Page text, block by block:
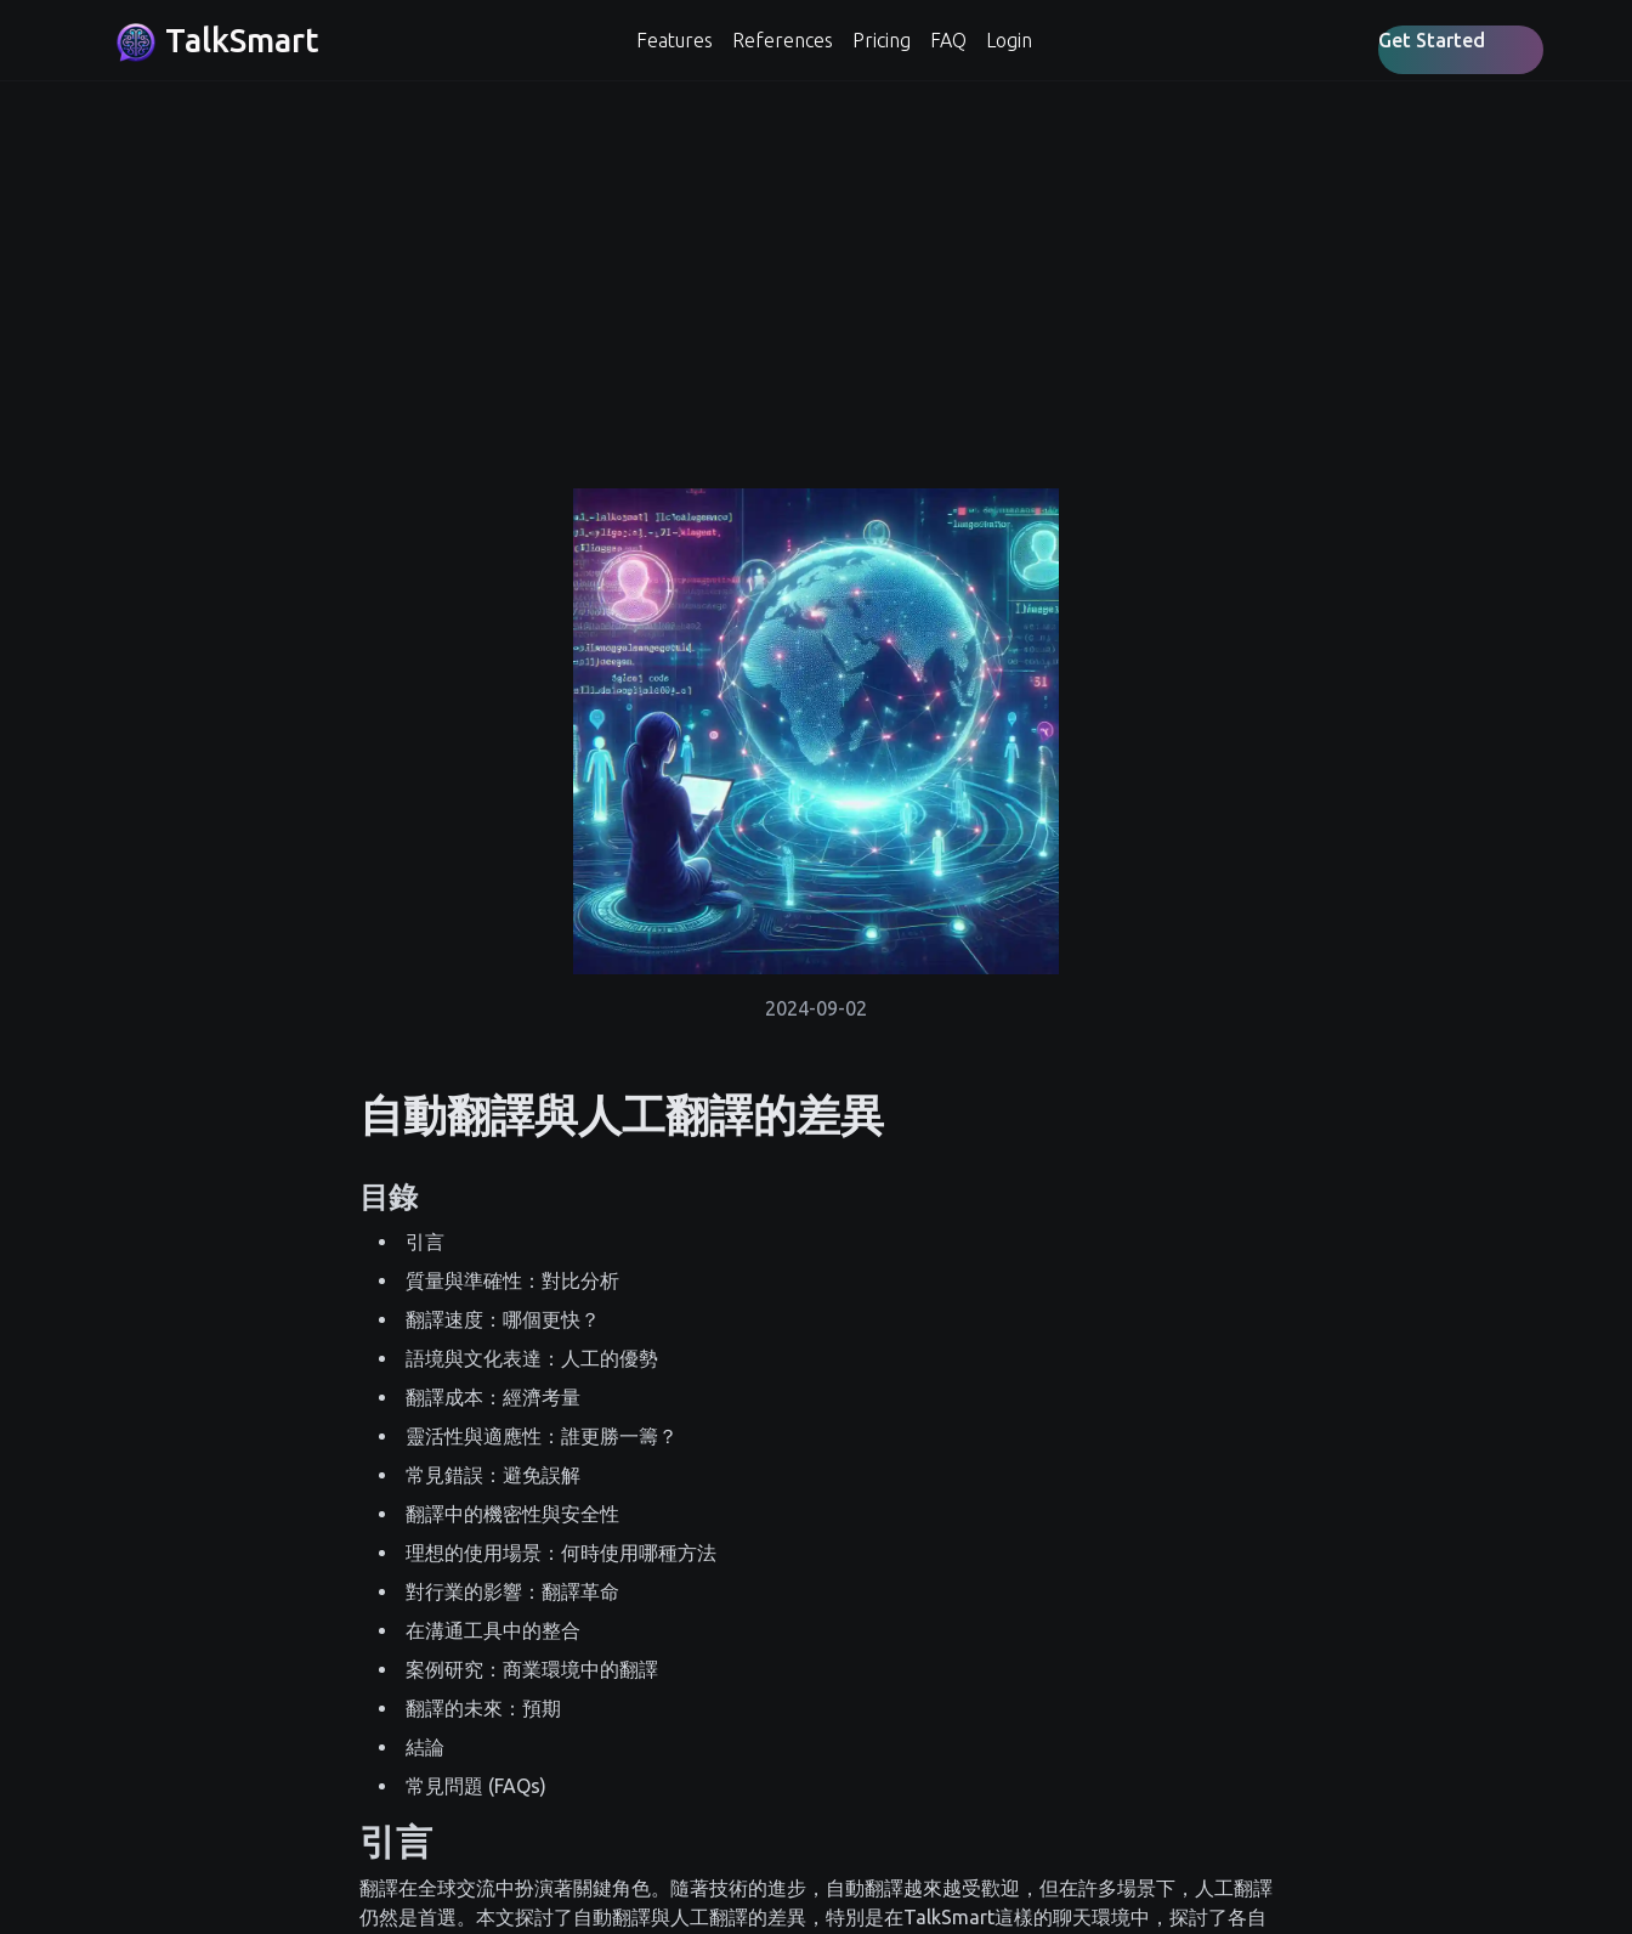
TalkSmart Features References Pricing FAQ Login Get Started
2024-09-02
自動翻譯與人工翻譯的差異
目錄
引言
質量與準確性：對比分析
翻譯速度：哪個更快？
語境與文化表達：人工的優勢
翻譯成本：經濟考量
靈活性與適應性：誰更勝一籌？
常見錯誤：避免誤解
翻譯中的機密性與安全性
理想的使用場景：何時使用哪種方法
對行業的影響：翻譯革命
在溝通工具中的整合
案例研究：商業環境中的翻譯
翻譯的未來：預期
結論
常見問題 (FAQs)
引言
翻譯在全球交流中扮演著關鍵角色。隨著技術的進步，自動翻譯越來越受歡迎，但在許多場景下，人工翻譯
仍然是首選。本文探討了自動翻譯與人工翻譯的差異，特別是在TalkSmart這樣的聊天環境中，探討了各自